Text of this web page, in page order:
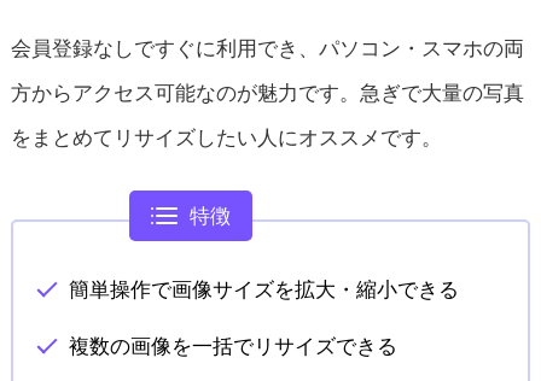
会員登録なしですぐに利用でき、パソコン・スマホの両
方からアクセス可能なのが魅力です。急ぎで大量の写真
をまとめてリサイズしたい人にオススメです。
特徴
簡単操作で画像サイズを拡大・縮小できる
複数の画像を一括でリサイズできる